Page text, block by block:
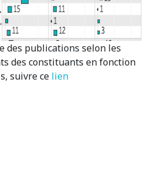
des publications selon les
des constituants en fonction
suivre ce lien